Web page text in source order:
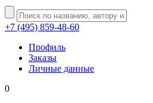
+7 (495) 859-48-60
Профиль
Заказы
Личные данные
0